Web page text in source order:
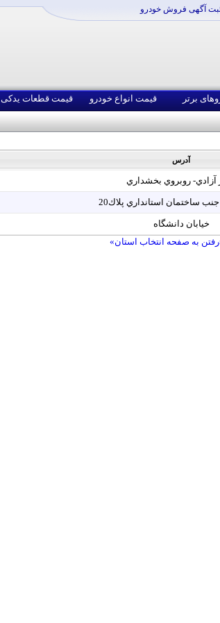
برتر قیمت انواع خودرو قیمت قطعات یدکی
آدرس
آزادي- روبروي بخشداري
ساختمان استانداري پلاك20
خيابان دانشگاه
به صفحه انتخاب استان»
آگهی فروش خودرو